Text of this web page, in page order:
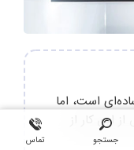
جستجو تماس
است، اما
کار از